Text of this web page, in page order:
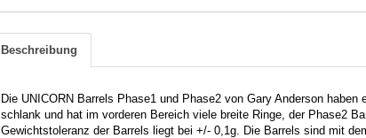
Beschreibung
Die UNICORN Barrels Phase1 und Phase2 von Gary Anderson
schlank und hat im vorderen Bereich viele breite Ringe, der Phase2
Gewichtstoleranz der Barrels liegt bei +/- 0,1g. Die Barrels sind mit